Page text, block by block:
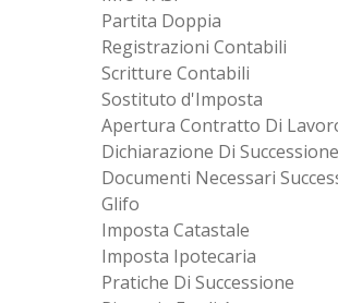
Partita Doppia
Registrazioni Contabili
Scritture Contabili
Sostituto d'Imposta
Apertura Contratto Di
Dichiarazione Di Successione
Documenti Necessari
Glifo
Imposta Catastale
Imposta Ipotecaria
Pratiche Di Successione